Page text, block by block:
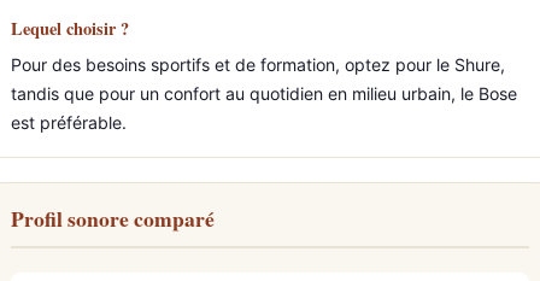
Lequel choisir ?
Pour des besoins sportifs et de formation, optez pour le Shure,
tandis que pour un confort au quotidien en milieu urbain, le Bose
est préférable.
Profil sonore comparé